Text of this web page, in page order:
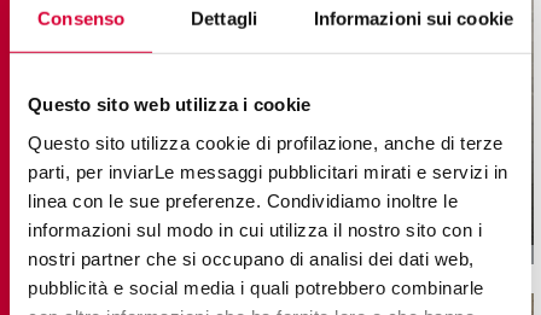
Consenso Dettagli Informazioni sui cookie
Questo sito web utilizza i cookie
Questo sito utilizza cookie di profilazione, anche di terze
parti, per inviarLe messaggi pubblicitari mirati e servizi in
linea con le sue preferenze. Condividiamo inoltre le
informazioni sul modo in cui utilizza il nostro sito con i
nostri partner che si occupano di analisi dei dati web,
pubblicità e social media i quali potrebbero combinarle
Gres Porcelánico Imitación Cemento
22,5x45,3